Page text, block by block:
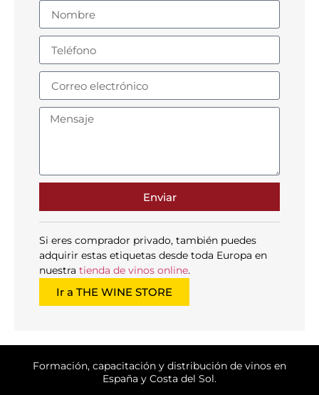
Enviar
Si eres comprador privado, también puedes
adquirir estas etiquetas desde toda Europa en
nuestra tienda de vinos online.
Ir a THE WINE STORE
Formación, capacitación y distribución de vinos en
España y Costa del Sol.